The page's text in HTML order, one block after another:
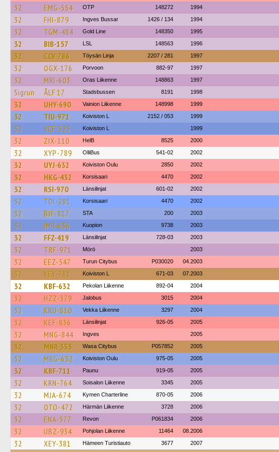
32
EMG-554 OTP 148272 1994
32 FHI-879 Ingves Bussar 1426 / 134 1994
32 TGM-484 Gold Line 148350 1995
32 BIB-157 LSL 148563 1996
32 CCV-786 Töysän Linja 2207 / 281 1997
32 OGX-176 Porvoon 882-97 1997
32 MRI-603 Oras Liikenne 148863 1997
Sigrun ÅLF 17 Stadsbussen 8191 1998
32 UHY-690 Vainion Liikenne 148998 1999
32 TIU-971 Koiviston L 2152 / 053 1999
32 VCF-523 Koiviston L 1999
32 ZIX-110 HelB 8525 2000
32 XYP-789 OlliBus 541-02 2002
32 UYJ-632 Koiviston Oulu 2850 2002
32 HKG-432 Korsisaari 4470 2002
32 RSI-970 Länsilinjat 601-02 2002
32 TOI-281 Korsisaari 4470 2002
32 BJF-817 STA 200 2003
32 IMR-636 Kuopion 9738 2003
32 FFZ-419 Länsilinjat 728-03 2003
32 TRF-971 Mörö 2003
32 EEZ-547 Turun Citybus P030020 04.2003
32 YEY-781 Koiviston L 671-03 07.2003
32 KBF-632 Pekolan Liikenne 892-04 2004
32 HZZ-379 Jalobus 3015 2004
32 KRU-810 Vekka Liikenne 3297 2004
32 KEF-836 Länsilinjat 926-05 2005
32 MNG-844 Ingves 2005
32 MNR-335 Wasa Citybus P057852 2005
32 MRG-632 Koiviston Oulu 975-05 2005
32 KBF-711 Paunu 919-05 2005
32 KRN-764 Soisalon Liikenne 3345 2005
32 MJA-674 Kymen Charterline 870-05 2006
32 OTO-472 Härmän Liikenne 3728 2006
32 ENA-577 Revon P061834 2006
32 UBZ-934 Pohjolan Liikenne 11464 08.2006
32 XEY-381 Hämeen Turistiauto 3677 2007